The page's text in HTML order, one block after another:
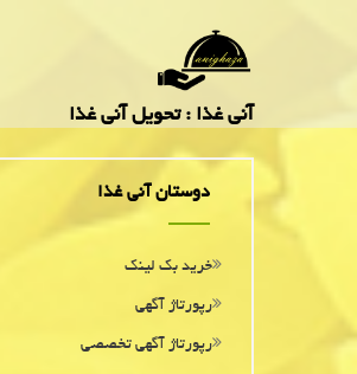
آنی غذا : تحویل آنی غذا
دوستان آنی غذا
خرید بک لینک
رپورتاژ آگهی
رپورتاژ آگهی تخصصی